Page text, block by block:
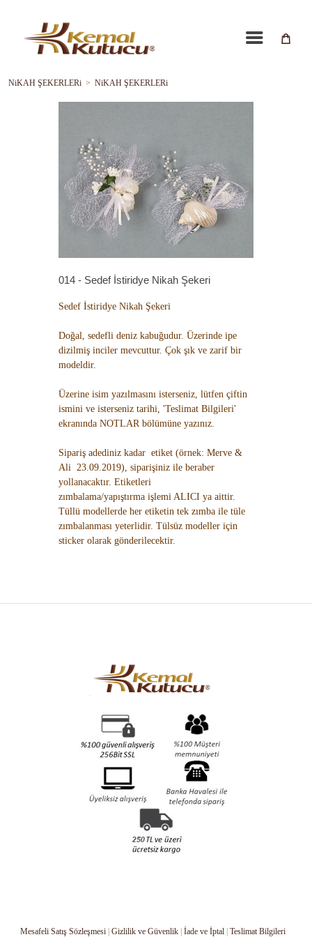
NiKAH ŞEKERLERi > NiKAH ŞEKERLERi
014 - Sedef İstiridye Nikah Şekeri
Sedef İstiridye Nikah Şekeri
Doğal, sedefli deniz kabuğudur. Üzerinde ipe
dizilmiş inciler mevcuttur. Çok şık ve zarif bir
modeldir.
Üzerine isim yazılmasını isterseniz, lütfen çiftin
ismini ve isterseniz tarihi, 'Teslimat Bilgileri'
ekranında NOTLAR bölümüne yazınız.
Sipariş adediniz kadar etiket (örnek: Merve &
Ali 23.09.2019), siparişiniz ile beraber
yollanacaktır. Etiketleri
zımbalama/yapıştırma işlemi ALICI ya aittir.
Tüllü modellerde her etiketin tek zımba ile tüle
zımbalanması yeterlidir. Tülsüz modeller için
sticker olarak gönderilecektir.
Mesafeli Satış Sözleşmesi Gizlilik ve Güvenlik İade ve İptal Teslimat Bilgileri